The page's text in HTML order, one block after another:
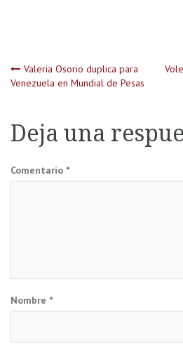
Navegación
entradas
Valeria Osorio duplica para
Venezuela en Mundial de Pesas
Deja una
Comentario *
Nombre *